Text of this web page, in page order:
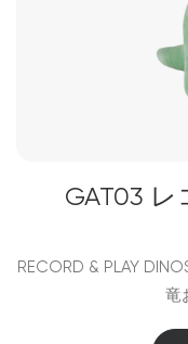
GAT03
RECORD & PLAY
竜